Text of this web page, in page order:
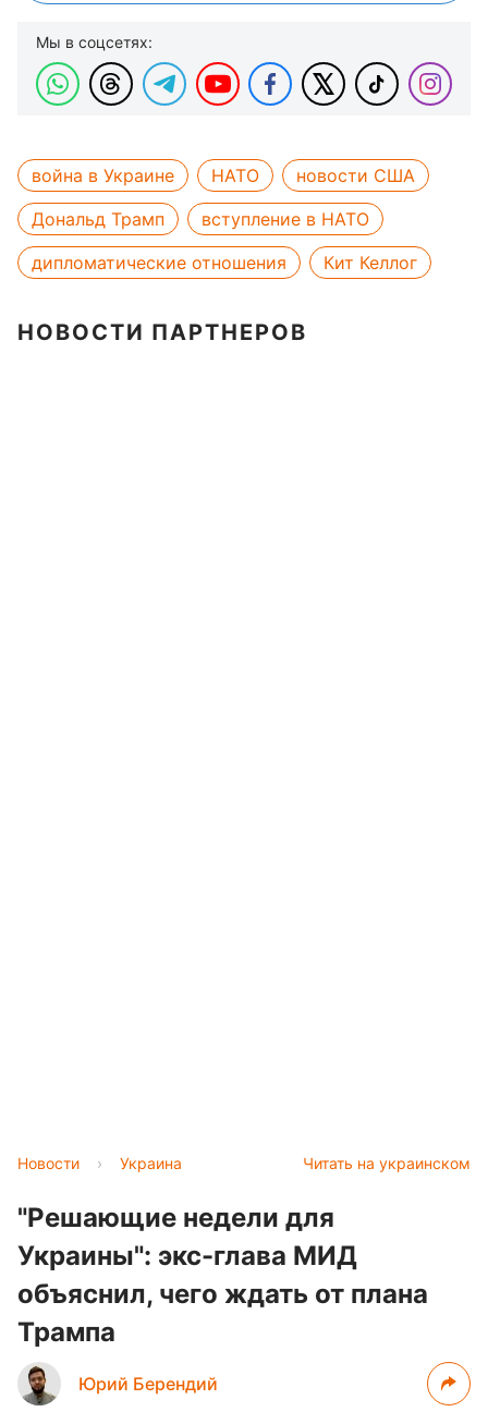
Мы в соцсетях:
война в Украине НАТО
новости США
Дональд Трамп
вступление в НАТО
дипломатические отношения
Кит Келлог
НОВОСТИ ПАРТНЕРОВ
Читать на украинском
Новости › Украина
"Решающие недели для
Украины": экс-глава МИД
объяснил, чего ждать от плана
Трампа
Юрий Берендий